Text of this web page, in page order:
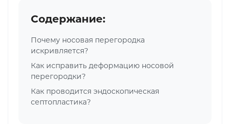
Содержание:
Почему носовая перегородка
искривляется?
Как исправить деформацию носовой
перегородки?
Как проводится эндоскопическая
септопластика?